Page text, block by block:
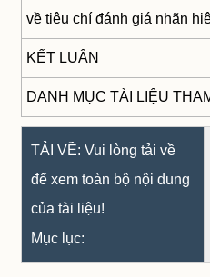
về tiêu chí đánh giá nhãn
KẾT LUẬN
DANH MỤC TÀI LIỆU
TẢI VỀ: Vui lòng tải về
để xem toàn bộ nội dung
của tài liệu!
Mục lục: